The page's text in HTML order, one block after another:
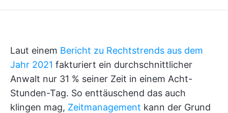
Laut einem Bericht zu Rechtstrends aus dem
Jahr 2021 fakturiert ein durchschnittlicher
Anwalt nur 31 % seiner Zeit in einem Acht-
Stunden-Tag. So enttäuschend das auch
klingen mag, Zeitmanagement kann der Grund